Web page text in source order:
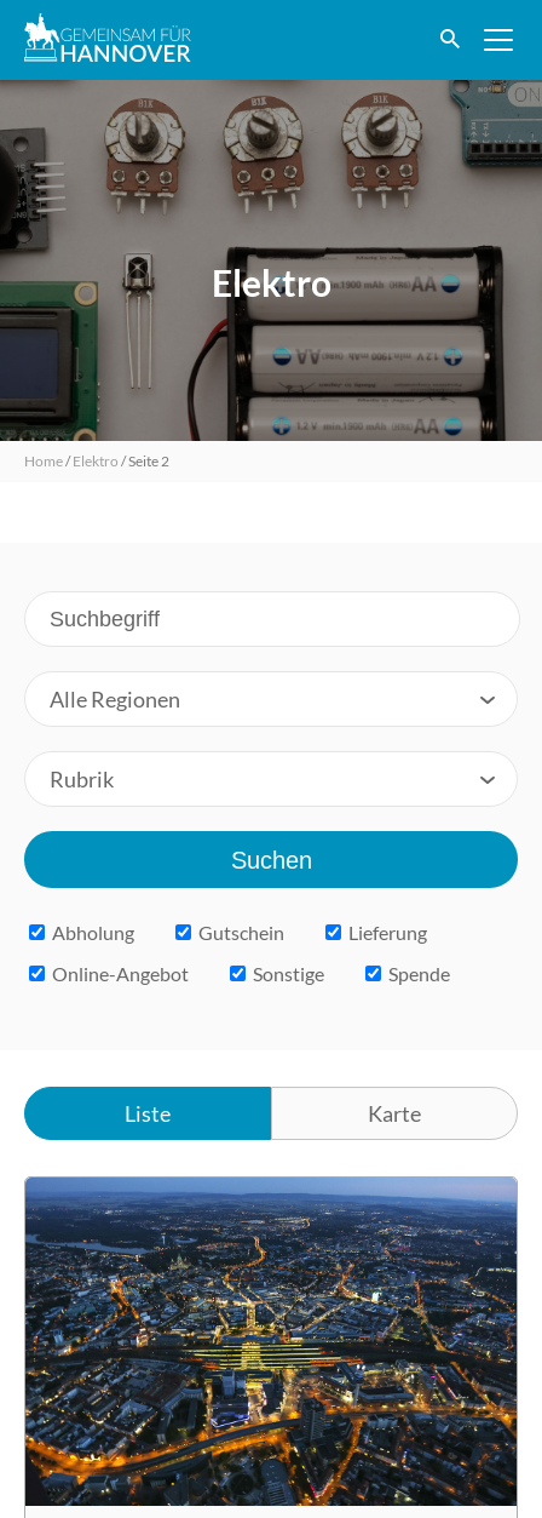
Elektro
Home/Elektro /Seite 2
Alle Regionen
Rubrik
Abholung Gutschein
Lieferung
Online-Angebot
Sonstige Spende
Liste Karte